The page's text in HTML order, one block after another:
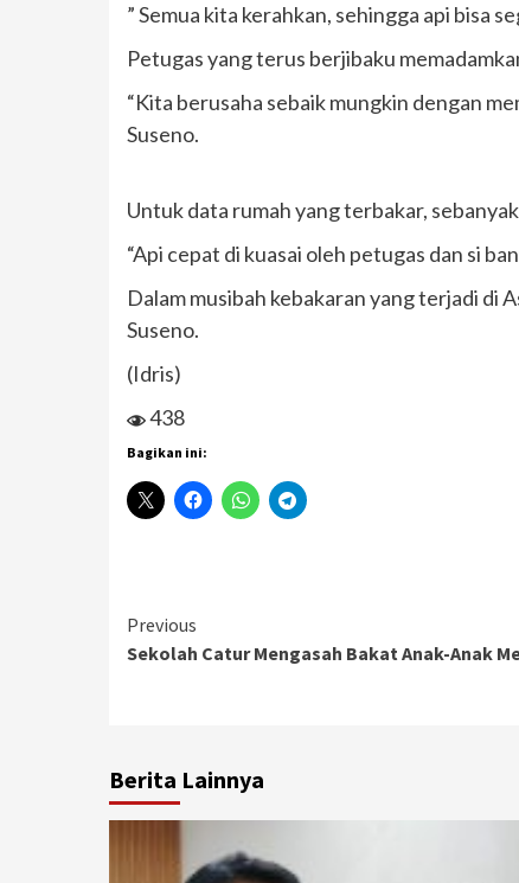
” Semua kita kerahkan, sehingga api bisa
Petugas yang terus berjibaku
“Kita berusaha sebaik mungkin dengan
Suseno.
Untuk data rumah yang terbakar,
“Api cepat di kuasai oleh petugas dan si
Dalam musibah kebakaran yang terjadi di
Suseno.
(Idris)
438
Bagikan ini:
Continue
Reading
Previous
Sekolah Catur Mengasah Bakat Anak-Anak
Berita Lainnya